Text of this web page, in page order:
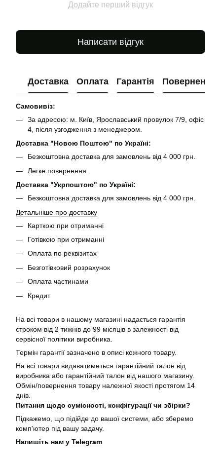
Додайте перший відгук
Написати відгук
Доставка Оплата Гарантія Повернення
Самовивіз:
За адресою: м. Київ, Ярославський провулок 7/9, офіс
4, після узгодження з менеджером.
Доставка "Новою Поштою" по Україні:
Безкоштовна доставка для замовлень від 4 000 грн.
Легке повернення.
Доставка "Укрпоштою" по Україні:
Безкоштовна доставка для замовлень від 4 000 грн.
Детальніше про доставку
Карткою при отриманні
Готівкою при отриманні
Оплата по реквізитах
Безготівковий розрахунок
Оплата частинами
Кредит
На всі товари в нашому магазині надається гарантія
строком від 2 тижнів до 99 місяців в залежності від
сервісної політики виробника.
Термін гарантії зазначено в описі кожного товару.
На всі товари видаватиметься гарантійний талон від
виробника або гарантійний талон від нашого магазину.
Обмін/повернення товару належної якості протягом 14
днів.
Питання щодо сумісності, конфігурації чи збірки?
Підкажемо, що підійде до вашої системи, або зберемо
комп'ютер під вашу задачу.
Напишіть нам у Telegram